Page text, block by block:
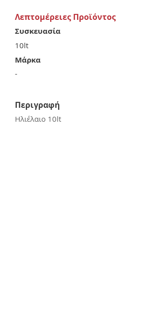
Λεπτομέρειες Προϊόντος
Συσκευασία
10lt
Μάρκα
-
Περιγραφή
Ηλιέλαιο 10lt